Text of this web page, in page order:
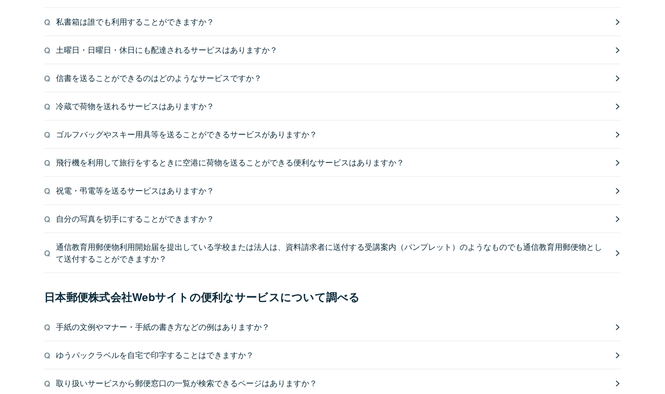
私書箱は誰でも利用することができますか？
土曜日・日曜日・休日にも配達されるサービスはありますか？
信書を送ることができるのはどのようなサービスですか？
冷蔵で荷物を送れるサービスはありますか？
ゴルフバッグやスキー用具等を送ることができるサービスがありますか？
飛行機を利用して旅行をするときに空港に荷物を送ることができる便利なサービスはありますか？
祝電・弔電等を送るサービスはありますか？
自分の写真を切手にすることができますか？
通信教育用郵便物利用開始届を提出している学校または法人は、資料請求者に送付する受講案内（パンプレット）のようなものでも通信教育用郵便物とし
て送付することができますか？
日本郵便株式会社Webサイトの便利なサービスについて調べる
手紙の文例やマナー・手紙の書き方などの例はありますか？
ゆうパックラベルを自宅で印字することはできますか？
取り扱いサービスから郵便窓口の一覧が検索できるページはありますか？